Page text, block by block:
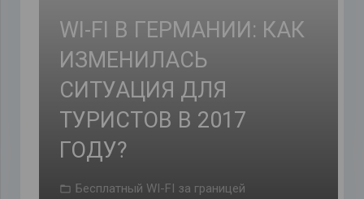
WI-FI В ГЕРМАНИИ: КАК
ИЗМЕНИЛАСЬ
СИТУАЦИЯ ДЛЯ
ТУРИСТОВ В 2017
ГОДУ?
Бесплатный WI-FI за границей